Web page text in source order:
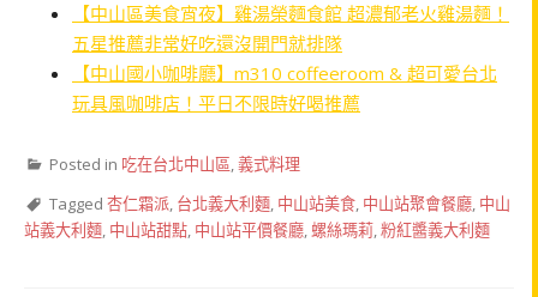
【中山區美食宵夜】雞湯榮麵食館 超濃郁老火雞湯麵！
五星推薦非常好吃還沒開門就排隊
【中山國小咖啡廳】m310 coffeeroom & 超可愛台北
玩具風咖啡店！平日不限時好喝推薦
Posted in 吃在台北中山區,義式料理
Tagged 杏仁霜派, 台北義大利麵, 中山站美食, 中山站聚會餐廳, 中山
站義大利麵, 中山站甜點, 中山站平價餐廳,螺絲瑪莉,粉紅醬義大利麵